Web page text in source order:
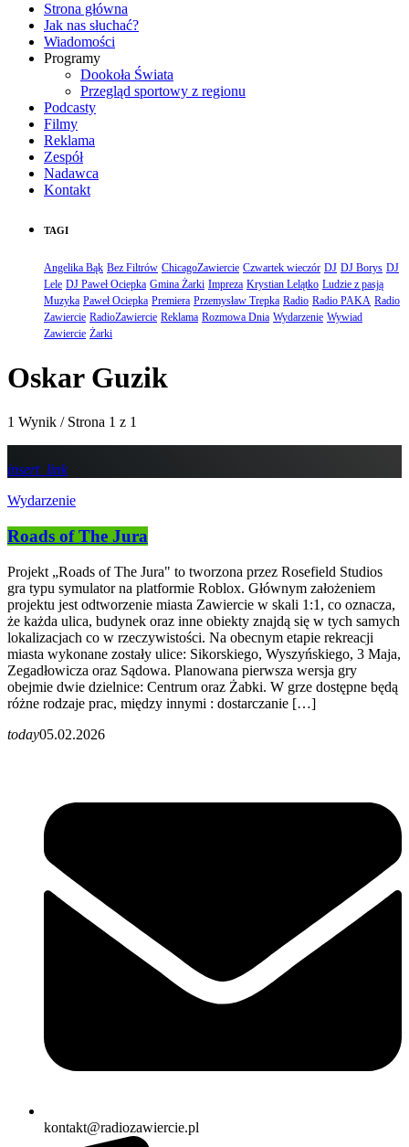
Strona główna
Jak nas słuchać?
Wiadomości
Programy
Dookoła Świata
Przegląd sportowy z regionu
Podcasty
Filmy
Reklama
Zespół
Nadawca
Kontakt
TAGI
Angelika Bąk Bez Filtrów ChicagoZawiercie Czwartek wieczór DJ DJ Borys DJ
Lele DJ Paweł Ociepka Gmina Żarki Impreza Krystian Lelątko Ludzie z pasją
Muzyka Paweł Ociepka Premiera Przemysław Trepka Radio Radio PAKA Radio
Zawiercie RadioZawiercie Reklama Rozmowa Dnia Wydarzenie Wywiad
Zawiercie Żarki
Oskar Guzik
1 Wynik / Strona 1 z 1
insert_link
Wydarzenie
Roads of The Jura
Projekt „Roads of The Jura" to tworzona przez Rosefield Studios
gra typu symulator na platformie Roblox. Głównym założeniem
projektu jest odtworzenie miasta Zawiercie w skali 1:1, co oznacza,
że każda ulica, budynek oraz inne obiekty znajdą się w tych samych
lokalizacjach co w rzeczywistości. Na obecnym etapie rekreacji
miasta wykonane zostały ulice: Sikorskiego, Wyszyńskiego, 3 Maja,
Zegadłowicza oraz Sądowa. Planowana pierwsza wersja gry
obejmie dwie dzielnice: Centrum oraz Żabki. W grze dostępne będą
różne rodzaje prac, między innymi : dostarczanie […]
today05.02.2026
kontakt@radiozawiercie.pl